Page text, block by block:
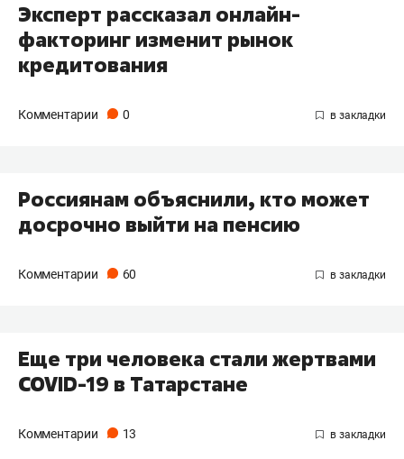
Эксперт рассказал онлайн-
факторинг изменит рынок
кредитования
Комментарии 0
Россиянам объяснили, кто может
досрочно выйти на пенсию
Комментарии 60
Еще три человека стали жертвами
COVID-19 в Татарстане
Комментарии 13